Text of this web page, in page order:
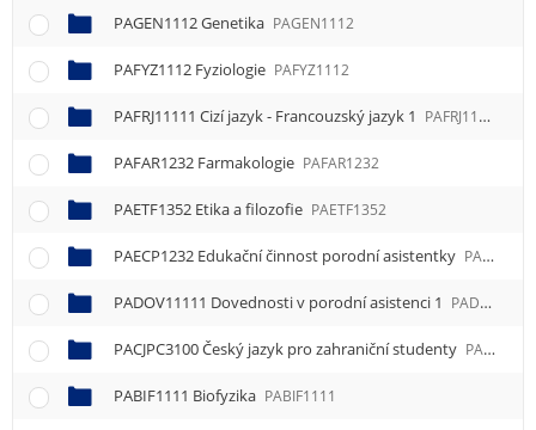
PAGEN1112 Genetika PAGEN1112
PAFYZ1112 Fyziologie PAFYZ1112
PAFRJ11111 Cizí jazyk - Francouzský jazyk 1 PAFRJ11111
PAFAR1232 Farmakologie PAFAR1232
PAETF1352 Etika a filozofie PAETF1352
PAECP1232 Edukační činnost porodní asistentky PAECP1232
PADOV11111 Dovednosti v porodní asistenci 1 PADOV11111
PACJPC3100 Český jazyk pro zahraniční studenty PACJPC3100
PABIF1111 Biofyzika PABIF1111